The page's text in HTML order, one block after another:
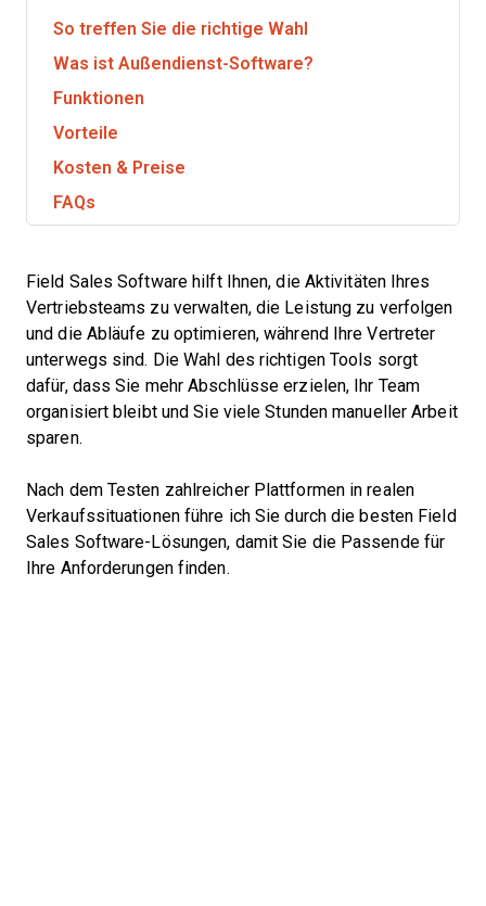
So treffen Sie die richtige Wahl
Was ist Außendienst-Software?
Funktionen
Vorteile
Kosten & Preise
FAQs
Field Sales Software hilft Ihnen, die Aktivitäten Ihres
Vertriebsteams zu verwalten, die Leistung zu verfolgen
und die Abläufe zu optimieren, während Ihre Vertreter
unterwegs sind. Die Wahl des richtigen Tools sorgt
dafür, dass Sie mehr Abschlüsse erzielen, Ihr Team
organisiert bleibt und Sie viele Stunden manueller Arbeit
sparen.
Nach dem Testen zahlreicher Plattformen in realen
Verkaufssituationen führe ich Sie durch die besten Field
Sales Software-Lösungen, damit Sie die Passende für
Ihre Anforderungen finden.